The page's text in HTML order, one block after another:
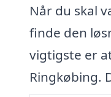
Når du skal
finde den
vigtigste er
Ringkøbing.